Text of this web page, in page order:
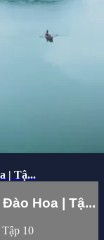
| Tậ...
Hoa | Tậ...
10